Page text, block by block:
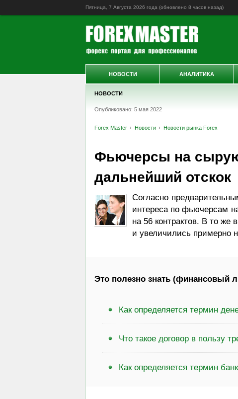
Пятница, 7 Августа 2026 года (обновлено 8 часов назад)
НОВОСТИ
Опубликовано: 5 мая 2022
Forex Master Новости Новости рынка Forex
Фьючерсы на
дальнейший отскок
Согласно
интереса по фьючерсам
на 56 контрактов. В то же
и увеличились примерно
Это полезно знать (финансовый
Как определяется термин
Что такое договор в пользу
Как определяется термин
НОВОСТИ АНАЛИТИКА